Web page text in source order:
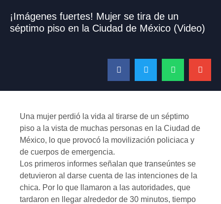
¡Imágenes fuertes! Mujer se tira de un
séptimo piso en la Ciudad de México (Video)
Una mujer perdió la vida al tirarse de un séptimo
piso a la vista de muchas personas en la Ciudad de
México, lo que provocó la movilización policiaca y
de cuerpos de emergencia.
Los primeros informes señalan que transeúntes se
detuvieron al darse cuenta de las intenciones de la
chica. Por lo que llamaron a las autoridades, que
tardaron en llegar alrededor de 30 minutos, tiempo